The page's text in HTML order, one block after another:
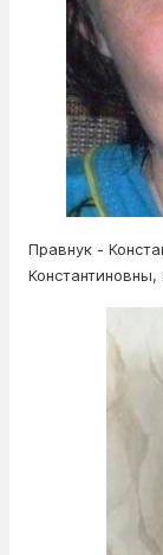
Правнук -